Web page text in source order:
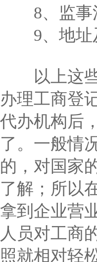
8、监事
9、地址及
以上这些
办理工商登
代办机构后
了。一般情
的，对国家
了解；所以
拿到企业营
人员对工商
照就相对轻